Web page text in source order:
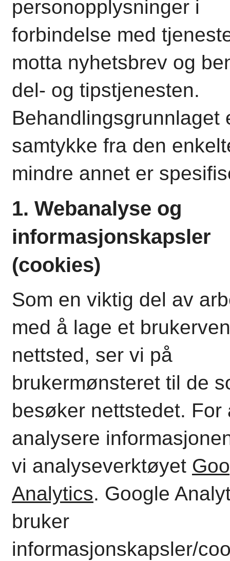
personopplysninger i
forbindelse med
motta nyhetsbrev og
del- og tipstjenesten.
Behandlingsgrunnlaget
samtykke fra den
mindre annet er
1. Webanalyse og
informasjonskapsler
(cookies)
Som en viktig del av
med å lage et
nettsted, ser vi på
brukermønsteret til de
besøker nettstedet. For
analysere
vi analyseverktøyet
Analytics. Google
bruker
informasjonskapsler/